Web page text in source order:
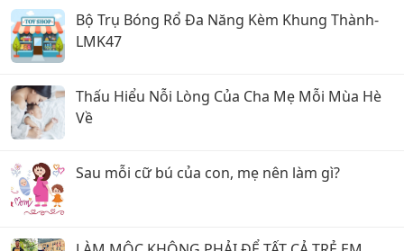
Bộ Trụ Bóng Rổ Đa Năng Kèm Khung Thành-
LMK47
Thấu Hiểu Nỗi Lòng Của Cha Mẹ Mỗi Mùa Hè
Về
Sau mỗi cữ bú của con, mẹ nên làm gì?